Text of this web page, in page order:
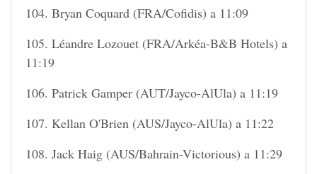
104. Bryan Coquard (FRA/Cofidis) a 11:09
105. Léandre Lozouet (FRA/Arkéa-B&B Hotels) a
11:19
106. Patrick Gamper (AUT/Jayco-AlUla) a 11:19
107. Kellan O'Brien (AUS/Jayco-AlUla) a 11:22
108. Jack Haig (AUS/Bahrain-Victorious) a 11:29